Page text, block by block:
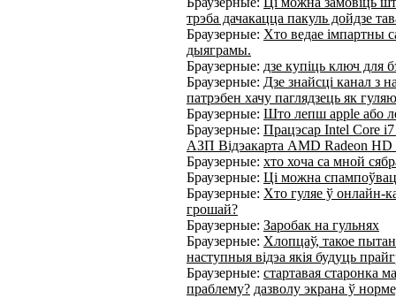
трэба дачакацца пакуль дойдзе
Браузерные: Хто ведае імпартны
дыяграмы.
Браузерные: дзе купіць ключ для
Браузерные: Дзе знайсці канал з
патрэбен хачу паглядзець як
Браузерные: Што лепш apple або
Браузерные: Працэсар Intel Core
АЗП Відэакарта AMD Radeon HD
Браузерные: хто хоча са мной
Браузерные: Ці можна
Браузерные: Хто гуляе ў онлайн-
грошай?
Браузерные: Заробак на гульнях
Браузерные: Хлопцаў, такое
наступныя відэа якія будуць
Браузерные: стартавая старонка
праблему? дазволу экрана ў